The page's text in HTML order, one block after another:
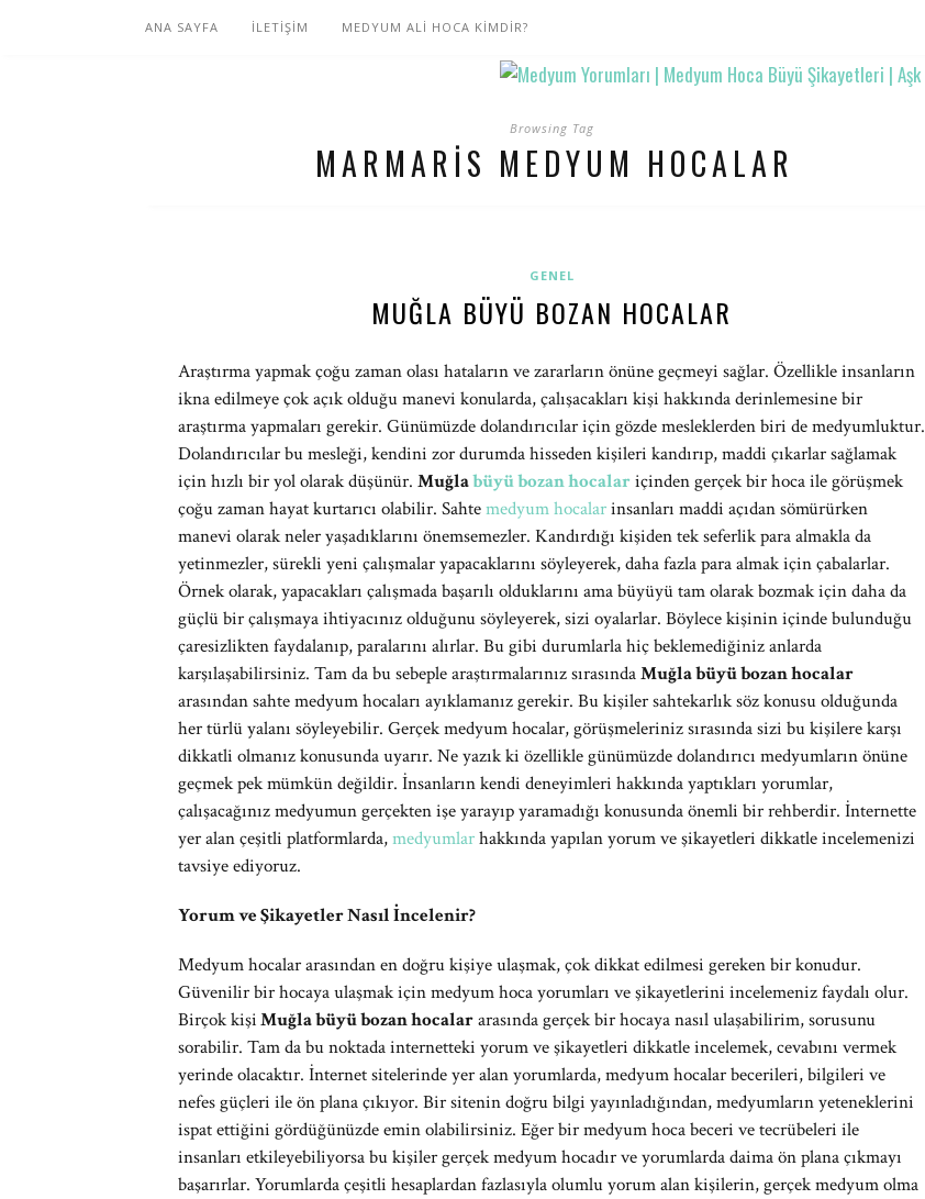
ANA SAYFA İLETİŞİM MEDYUM ALİ HOCA KİMDİR?
Browsing Tag
MARMARIS MEDYUM HOCALAR
GENEL
MUĞLA BÜYÜ BOZAN HOCALAR
Araştırma yapmak çoğu zaman olası hataların ve zararların önüne geçmeyi sağlar. Özellikle insanların
ikna edilmeye çok açık olduğu manevi konularda, çalışacakları kişi hakkında derinlemesine bir
araştırma yapmaları gerekir. Günümüzde dolandırıcılar için gözde mesleklerden biri de medyumluktur.
Dolandırıcılar bu mesleği, kendini zor durumda hisseden kişileri kandırıp, maddi çıkarlar sağlamak
için hızlı bir yol olarak düşünür. Muğlabüyü bozan hocalariçinden gerçek bir hoca ile görüşmek
çoğu zaman hayat kurtarıcı olabilir. Sahtemedyum hocalarinsanları maddi açıdan sömürürken
manevi olarak neler yaşadıklarını önemsemezler. Kandırdığı kişiden tek seferlik para almakla da
yetinmezler, sürekli yeni çalışmalar yapacaklarını söyleyerek, daha fazla para almak için çabalarlar.
Örnek olarak, yapacakları çalışmada başarılı olduklarını ama büyüyü tam olarak bozmak için daha da
güçlü bir çalışmaya ihtiyacınız olduğunu söyleyerek, sizi oyalarlar. Böylece kişinin içinde bulunduğu
çaresizlikten faydalanıp, paralarını alırlar. Bu gibi durumlarla hiç beklemediğiniz anlarda
karşılaşabilirsiniz. Tam da bu sebeple araştırmalarınız sırasındaMuğla büyü bozan hocalar
arasından sahte medyum hocaları ayıklamanız gerekir. Bu kişiler sahtekarlık söz konusu olduğunda
her türlü yalanı söyleyebilir. Gerçek medyum hocalar, görüşmeleriniz sırasında sizi bu kişilere karşı
dikkatli olmanız konusunda uyarır. Ne yazık ki özellikle günümüzde dolandırıcı medyumların önüne
geçmek pek mümkün değildir. İnsanların kendi deneyimleri hakkında yaptıkları yorumlar,
çalışacağınız medyumun gerçekten işe yarayıp yaramadığı konusunda önemli bir rehberdir. İnternette
yer alan çeşitli platformlarda,medyumlarhakkında yapılan yorum ve şikayetleri dikkatle incelemenizi
tavsiye ediyoruz.
Yorum ve Şikayetler Nasıl İncelenir?
Medyum hocalar arasından en doğru kişiye ulaşmak, çok dikkat edilmesi gereken bir konudur.
Güvenilir bir hocaya ulaşmak için medyum hoca yorumları ve şikayetlerini incelemeniz faydalı olur.
Birçok kişiMuğla büyü bozan hocalararasında gerçek bir hocaya nasıl ulaşabilirim, sorusunu
sorabilir. Tam da bu noktada internetteki yorum ve şikayetleri dikkatle incelemek, cevabını vermek
yerinde olacaktır. İnternet sitelerinde yer alan yorumlarda, medyum hocalar becerileri, bilgileri ve
nefes güçleri ile ön plana çıkıyor. Bir sitenin doğru bilgi yayınladığından, medyumların yeteneklerini
ispat ettiğini gördüğünüzde emin olabilirsiniz. Eğer bir medyum hoca beceri ve tecrübeleri ile
insanları etkileyebiliyorsa bu kişiler gerçek medyum hocadır ve yorumlarda daima ön plana çıkmayı
başarırlar. Yorumlarda çeşitli hesaplardan fazlasıyla olumlu yorum alan kişilerin, gerçek medyum olma